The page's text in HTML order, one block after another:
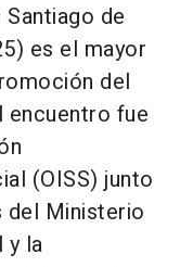
de
es el mayor
del
encuentro fue
(OISS) junto
del Ministerio
y la